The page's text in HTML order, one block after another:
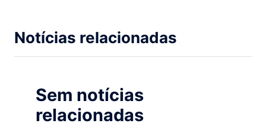
Notícias relacionadas
Sem notícias
relacionadas